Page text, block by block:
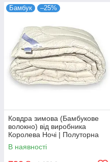
Бамбук –25%
Ковдра зимова (Бамбукове
волокно) від виробника
Королева Ночі | Полуторна
145х210 | Однотонний світло-
бежевий
В наявності